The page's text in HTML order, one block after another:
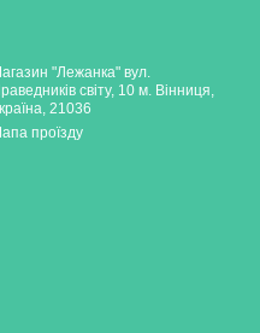
"Лежанка" вул.
світу, 10 м. Вінниця,
21036
проїзду